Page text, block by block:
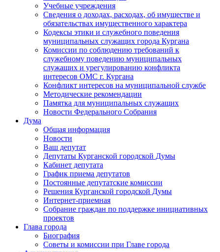
Учебные учреждения
Сведения о доходах, расходах, об имуществе и
обязательствах имущественного характера
Кодексы этики и служебного поведения
муниципальных служащих города Кургана
Комиссии по соблюдению требований к
служебному поведению муниципальных
служащих и урегулированию конфликта
интересов ОМС г. Кургана
Конфликт интересов на муниципальной службе
Методические рекомендации
Памятка для муниципальных служащих
Новости Федерального Cобрания
Дума
Общая информация
Новости
Ваш депутат
Депутаты Курганской городской Думы
Кабинет депутата
График приема депутатов
Постоянные депутатские комиссии
Решения Курганской городской Думы
Интернет-приемная
Собрание граждан по поддержке инициативных
проектов
Глава города
Биография
Советы и комиссии при Главе города